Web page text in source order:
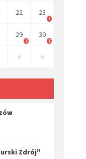
22 23
1
29
1
30
1
5 6
Zdrój"